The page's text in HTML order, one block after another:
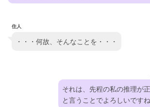
住人
・・・何故、そんなことを・・・
それは、先程の私の推理が正
と言うことでよろしいです